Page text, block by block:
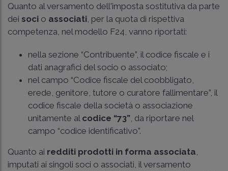
Quanto al versamento dell'imposta sostitutiva da parte
dei soci o associati , per la quota di rispettiva
competenza, nel modello F24, vanno riportati:
nella sezione “Contribuente”, il codice fiscale e i
dati anagrafici del socio o associato;
nel campo “Codice fiscale del coobbligato,
erede, genitore, tutore o curatore fallimentare”, il
codice fiscale della società o associazione
unitamente al codice “73” , da riportare nel
campo “codice identificativo”.
Quanto ai redditi prodotti in forma associata
imputati ai singoli soci o associati, il versamento